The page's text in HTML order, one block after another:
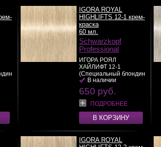
уходы
уходы
Спрей
Стайлеры
Сыворотки
Тонирующие средства
Укладка / Стайлинг
Эликсиры
IGORA ROYAL
HIGHLIFTS 12-1 крем-
краска
60 мл.
Schwarzkopf
Professional
ИГОРА РОЯЛ
ХАЙЛИФТ 12-1
(Специальный блондин
сандр...>>
В наличии
650 руб.
ПОДРОБНЕЕ
В КОРЗИНУ
IGORA ROYAL